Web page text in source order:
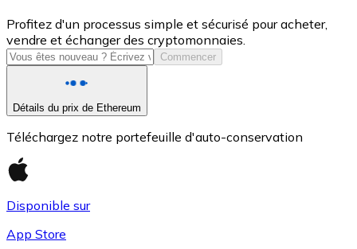
USD Coin
USDC
Profitez d'un processus simple et sécurisé pour acheter,
vendre et échanger des cryptomonnaies.
Commencer
Détails du prix de Ethereum
Téléchargez notre portefeuille d'auto-conservation
Disponible sur
App Store